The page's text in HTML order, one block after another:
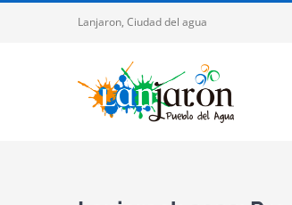
Lanjaron, Ciudad del agua